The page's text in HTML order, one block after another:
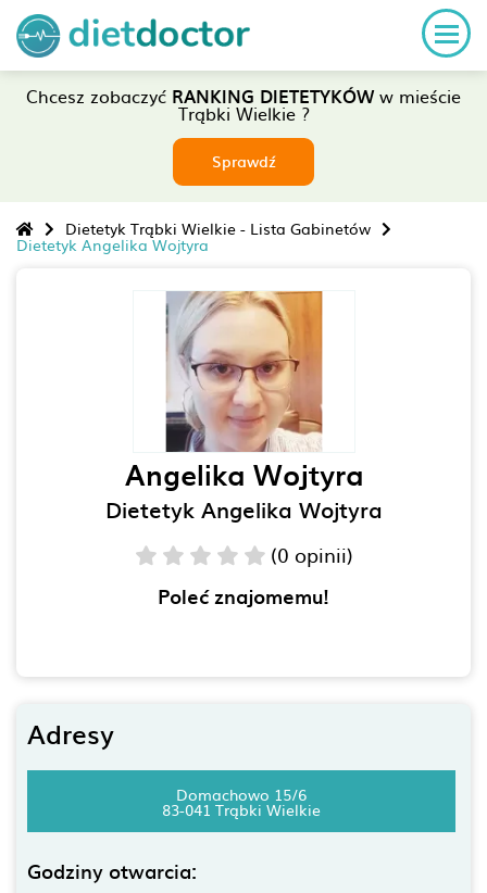
Chcesz zobaczyć RANKING DIETETYKÓWw mieście
Trąbki Wielkie ?
Sprawdź
Dietetyk Trąbki Wielkie - Lista Gabinetów
Dietetyk Angelika Wojtyra
Angelika Wojtyra
Dietetyk Angelika Wojtyra
(0 opinii)
Poleć znajomemu!
Adresy
Domachowo 15/6
83-041 Trąbki Wielkie
Godziny otwarcia: